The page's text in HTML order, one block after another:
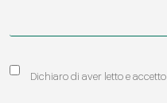
Dichiaro di aver letto e accetto